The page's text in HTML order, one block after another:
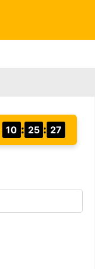
10 : 25 : 26